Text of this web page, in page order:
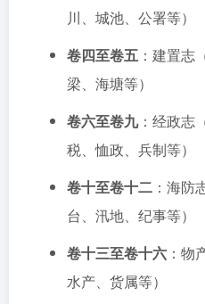
川、城池、公署等）
卷四至卷五 ：建置志
梁、海塘等）
卷六至卷九：经政志
税、恤政、兵制等）
卷十至卷十二 ：海防
台、汛地、纪事等）
卷十三至卷十六 ：物
水产、货属等）